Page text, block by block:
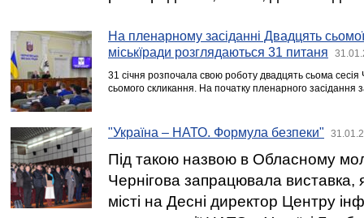
На пленарному засіданні Двадцять сьомої
міськїради розглядаються 31 питаня
31 січня розпочала свою роботу двадцять сьома сесія
сьомого скликання. На початку пленарного засідання
"Україна – НАТО. Формула безпеки"
Під такою назвою в Обласному
Чернігова запрацювала виставка,
місті на Десні директор Центру